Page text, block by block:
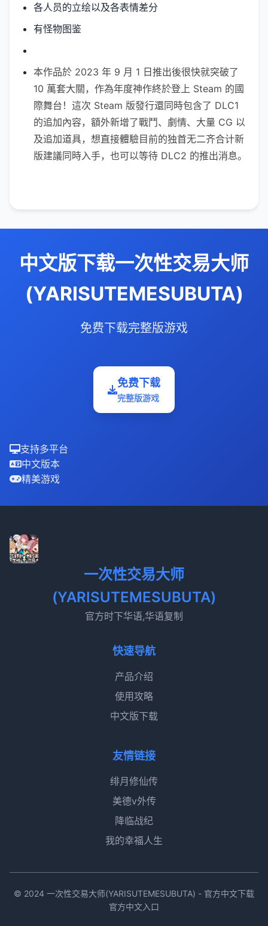
各人员的立绘以及各表情差分
有怪物图鉴
本作品於 2023 年 9 月 1 日推出後很快就突破了
10 萬套大關，作為年度神作終於登上 Steam 的國
際舞台！這次 Steam 版發行還同時包含了 DLC1
的追加內容，額外新增了戰鬥、劇情、大量 CG 以
及追加道具，想直接體驗目前的独首无二齐合计新
版建議同時入手，也可以等待 DLC2 的推出消息。
中文版下载一次性交易大师
(YARISUTEMESUBUTA)
免费下载完整版游戏
免费下载
完整版游戏
支持多平台
中文版本
精美游戏
一次性交易大师
(YARISUTEMESUBUTA)
官方时下华语,华语复制
快速导航
产品介绍
使用攻略
中文版下载
友情链接
绯月修仙传
美德v外传
降临战纪
我的幸福人生
© 2024 一次性交易大师(YARISUTEMESUBUTA) - 官方中文下载
官方中文入口